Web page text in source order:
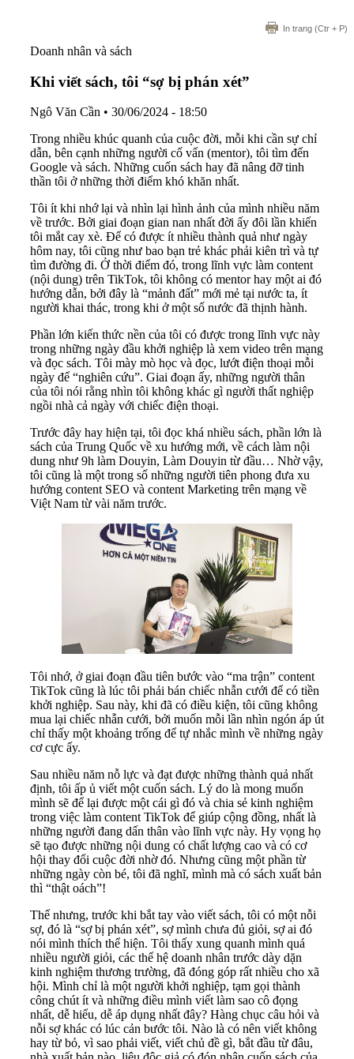
In trang (Ctr + P)
Doanh nhân và sách
Khi viết sách, tôi “sợ bị phán xét”
Ngô Văn Cần • 30/06/2024 - 18:50
Trong nhiều khúc quanh của cuộc đời, mỗi khi cần sự chỉ
dẫn, bên cạnh những người cố vấn (mentor), tôi tìm đến
Google và sách. Những cuốn sách hay đã nâng đỡ tinh
thần tôi ở những thời điểm khó khăn nhất.
Tôi ít khi nhớ lại và nhìn lại hình ảnh của mình nhiều năm
về trước. Bởi giai đoạn gian nan nhất đời ấy đôi lần khiến
tôi mắt cay xè. Để có được ít nhiều thành quả như ngày
hôm nay, tôi cũng như bao bạn trẻ khác phải kiên trì và tự
tìm đường đi. Ở thời điểm đó, trong lĩnh vực làm content
(nội dung) trên TikTok, tôi không có mentor hay một ai đó
hướng dẫn, bởi đây là “mảnh đất” mới mẻ tại nước ta, ít
người khai thác, trong khi ở một số nước đã thịnh hành.
Phần lớn kiến thức nền của tôi có được trong lĩnh vực này
trong những ngày đầu khởi nghiệp là xem video trên mạng
và đọc sách. Tôi mày mò học và đọc, lướt điện thoại mỗi
ngày để “nghiên cứu”. Giai đoạn ấy, những người thân
của tôi nói rằng nhìn tôi không khác gì người thất nghiệp
ngồi nhà cả ngày với chiếc điện thoại.
Trước đây hay hiện tại, tôi đọc khá nhiều sách, phần lớn là
sách của Trung Quốc về xu hướng mới, về cách làm nội
dung như 9h làm Douyin, Làm Douyin từ đầu… Nhờ vậy,
tôi cũng là một trong số những người tiên phong đưa xu
hướng content SEO và content Marketing trên mạng về
Việt Nam từ vài năm trước.
Tôi nhớ, ở giai đoạn đầu tiên bước vào “ma trận” content
TikTok cũng là lúc tôi phải bán chiếc nhẫn cưới để có tiền
khởi nghiệp. Sau này, khi đã có điều kiện, tôi cũng không
mua lại chiếc nhẫn cưới, bởi muốn mỗi lần nhìn ngón áp út
chỉ thấy một khoảng trống để tự nhắc mình về những ngày
cơ cực ấy.
Sau nhiều năm nỗ lực và đạt được những thành quả nhất
định, tôi ấp ủ viết một cuốn sách. Lý do là mong muốn
mình sẽ để lại được một cái gì đó và chia sẻ kinh nghiệm
trong việc làm content TikTok để giúp cộng đồng, nhất là
những người đang dấn thân vào lĩnh vực này. Hy vọng họ
sẽ tạo được những nội dung có chất lượng cao và có cơ
hội thay đổi cuộc đời nhờ đó. Nhưng cũng một phần từ
những ngày còn bé, tôi đã nghĩ, mình mà có sách xuất bản
thì “thật oách”!
Thế nhưng, trước khi bắt tay vào viết sách, tôi có một nỗi
sợ, đó là “sợ bị phán xét”, sợ mình chưa đủ giỏi, sợ ai đó
nói mình thích thể hiện. Tôi thấy xung quanh mình quá
nhiều người giỏi, các thế hệ doanh nhân trước dày dặn
kinh nghiệm thương trường, đã đóng góp rất nhiều cho xã
hội. Mình chỉ là một người khởi nghiệp, tạm gọi thành
công chút ít và những điều mình viết làm sao cô đọng
nhất, dễ hiểu, dễ áp dụng nhất đây? Hàng chục câu hỏi và
nỗi sợ khác có lúc cản bước tôi. Nào là có nên viết không
hay từ bỏ, vì sao phải viết, viết chủ đề gì, bắt đầu từ đâu,